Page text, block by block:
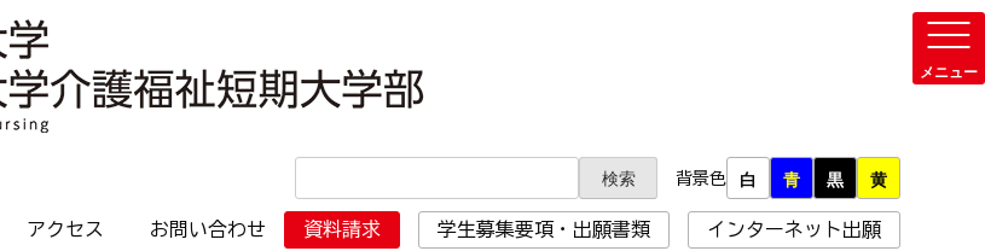
北看護大学介護福祉短期大学部
背景色 白 青 黒 黄
アクセス お問い合わせ 資料請求 学生募集要項・出願書類 インターネット出願